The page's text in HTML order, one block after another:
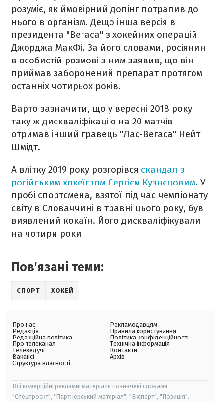
розуміє, як ймовірний допінг потрапив до
нього в організм. Дещо інша версія в
президента "Вегаса" з хокейних операцій
Джорджа МакФі. За його словами, росіянин
в особистій розмові з ним заявив, що він
приймав заборонений препарат протягом
останніх чотирьох років.
Варто зазначити, що у вересні 2018 року
таку ж дискваліфікацію на 20 матчів
отримав інший гравець "Лас-Вегаса" Нейт
Шмідт.
А влітку 2019 року розгорівся скандал з
російським хокеїстом Сергієм Кузнєцовим. У
пробі спортсмена, взятої під час чемпіонату
світу в Словаччині в травні цього року, був
виявлений кокаїн. Його дискваліфікували
на чотири роки
Пов'язані теми:
СПОРТ ХОКЕЙ
Про нас
Редакція
Редакційна політика
Про телеканал
Телеведучі
Вакансії
Структура власності
Рекламодавцям
Правила користування
Політика конфіденційності
Технічна інформація
Контакти
Архів
Всі комерційні рекламні матеріали позначені словами
"Спецпроєкт", "Партнерський матеріал", "Експерт", "Позиція".